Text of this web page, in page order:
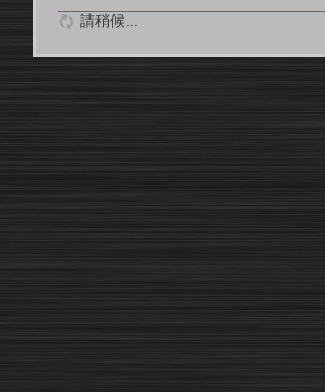
請稍候...